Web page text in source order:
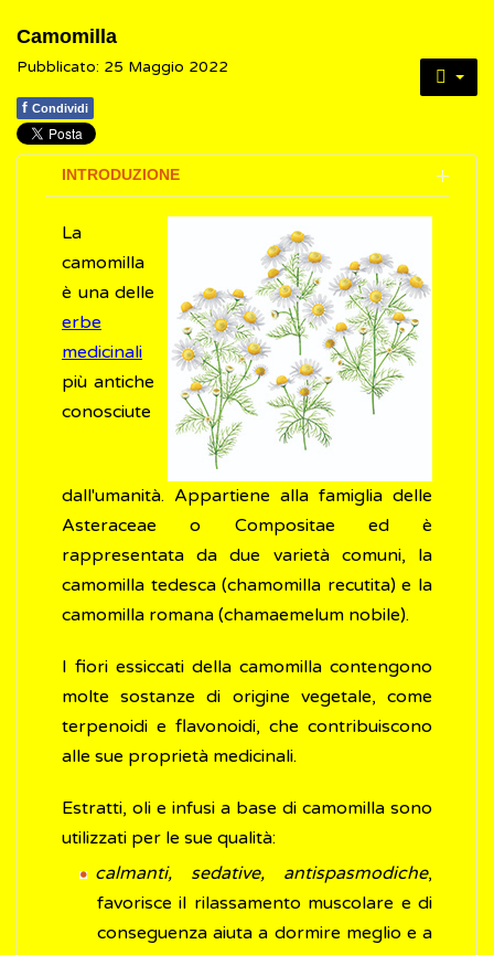
Camomilla
Pubblicato: 25 Maggio 2022
f Condividi
INTRODUZIONE
La
camomilla
è una delle
erbe
medicinali
più antiche
conosciute
dall'umanità. Appartiene alla famiglia delle
Asteraceae o Compositae ed è
rappresentata da due varietà comuni, la
camomilla tedesca (chamomilla recutita) e la
camomilla romana (chamaemelum nobile).
I fiori essiccati della camomilla contengono
molte sostanze di origine vegetale, come
terpenoidi e flavonoidi, che contribuiscono
alle sue proprietà medicinali.
Estratti, oli e infusi a base di camomilla sono
utilizzati per le sue qualità:
calmanti, sedative, antispasmodiche,
favorisce il rilassamento muscolare e di
conseguenza aiuta a dormire meglio e a